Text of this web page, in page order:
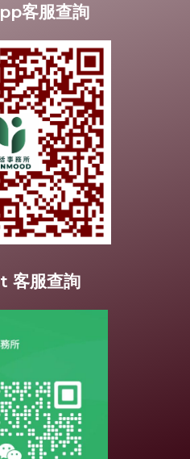
客服查詢
客服查詢